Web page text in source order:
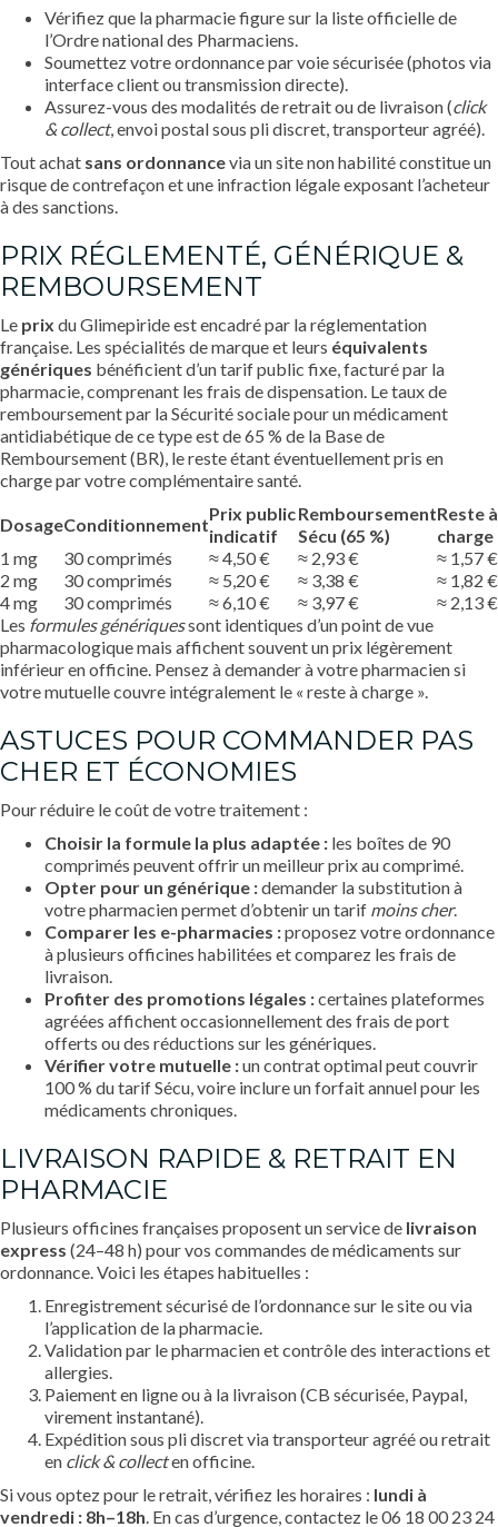
Vérifiez que la pharmacie figure sur la liste officielle de
l’Ordre national des Pharmaciens.
Soumettez votre ordonnance par voie sécurisée (photos via
interface client ou transmission directe).
Assurez-vous des modalités de retrait ou de livraison (click
& collect, envoi postal sous pli discret, transporteur agréé).
Tout achat sans ordonnancevia un site non habilité constitue un
risque de contrefaçon et une infraction légale exposant l’acheteur
à des sanctions.
PRIX RÉGLEMENTÉ, GÉNÉRIQUE &
REMBOURSEMENT
Le prix du Glimepiride est encadré par la réglementation
française. Les spécialités de marque et leurs équivalents
génériques bénéficient d’un tarif public fixe, facturé par la
pharmacie, comprenant les frais de dispensation. Le taux de
remboursement par la Sécurité sociale pour un médicament
antidiabétique de ce type est de 65 % de la Base de
Remboursement (BR), le reste étant éventuellement pris en
charge par votre complémentaire santé.
DosageConditionnement
Prix public
indicatif
Remboursement
Sécu (65 %)
Reste à
charge
1 mg
30 comprimés ≈ 4,50 € ≈ 2,93 €
≈ 1,57 €
2 mg
30 comprimés ≈ 5,20 € ≈ 3,38 €
≈ 1,82 €
4 mg
30 comprimés ≈ 6,10 € ≈ 3,97 €
≈ 2,13 €
Les formules génériquessont identiques d’un point de vue
pharmacologique mais affichent souvent un prix légèrement
inférieur en officine. Pensez à demander à votre pharmacien si
votre mutuelle couvre intégralement le « reste à charge ».
ASTUCES POUR COMMANDER PAS
CHER ET ÉCONOMIES
Pour réduire le coût de votre traitement :
Choisir la formule la plus adaptée : les boîtes de 90
comprimés peuvent offrir un meilleur prix au comprimé.
Opter pour un générique :demander la substitution à
votre pharmacien permet d’obtenir un tarif moins cher.
Comparer les e-pharmacies :proposez votre ordonnance
à plusieurs officines habilitées et comparez les frais de
livraison.
Profiter des promotions légales :certaines plateformes
agréées affichent occasionnellement des frais de port
offerts ou des réductions sur les génériques.
Vérifier votre mutuelle :un contrat optimal peut couvrir
100 % du tarif Sécu, voire inclure un forfait annuel pour les
médicaments chroniques.
LIVRAISON RAPIDE & RETRAIT EN
PHARMACIE
Plusieurs officines françaises proposent un service de livraison
express (24–48 h) pour vos commandes de médicaments sur
ordonnance. Voici les étapes habituelles :
Enregistrement sécurisé de l’ordonnance sur le site ou via
l’application de la pharmacie.
Validation par le pharmacien et contrôle des interactions et
allergies.
Paiement en ligne ou à la livraison (CB sécurisée, Paypal,
virement instantané).
Expédition sous pli discret via transporteur agréé ou retrait
en click & collecten officine.
Si vous optez pour le retrait, vérifiez les horaires : lundi à
vendredi : 8h–18h. En cas d’urgence, contactez le 06 18 00 23 24